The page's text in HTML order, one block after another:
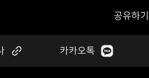
공유하기
카카오톡